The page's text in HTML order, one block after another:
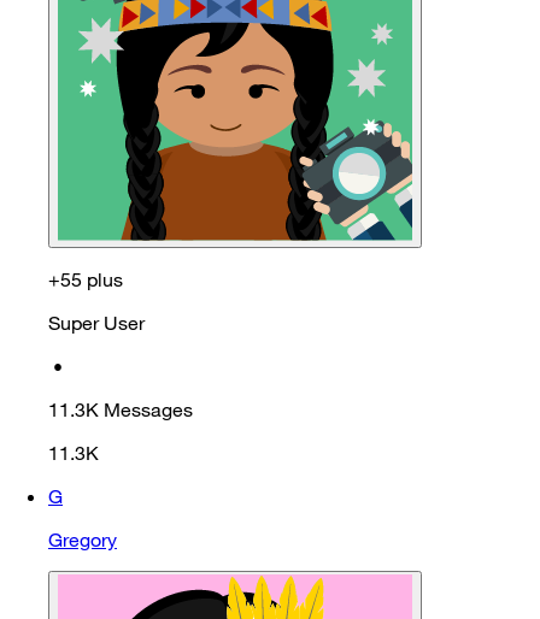
+55 plus
Super User
•
11.3K Messages
11.3K
G
Gregory